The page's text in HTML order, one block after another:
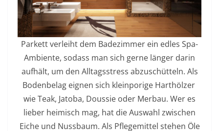
Parkett verleiht dem Badezimmer ein edles Spa-
Ambiente, sodass man sich gerne länger darin
aufhält, um den Alltagsstress abzuschütteln. Als
Bodenbelag eignen sich kleinporige Harthölzer
wie Teak, Jatoba, Doussie oder Merbau. Wer es
lieber heimisch mag, hat die Auswahl zwischen
Eiche und Nussbaum. Als Pflegemittel stehen Öle